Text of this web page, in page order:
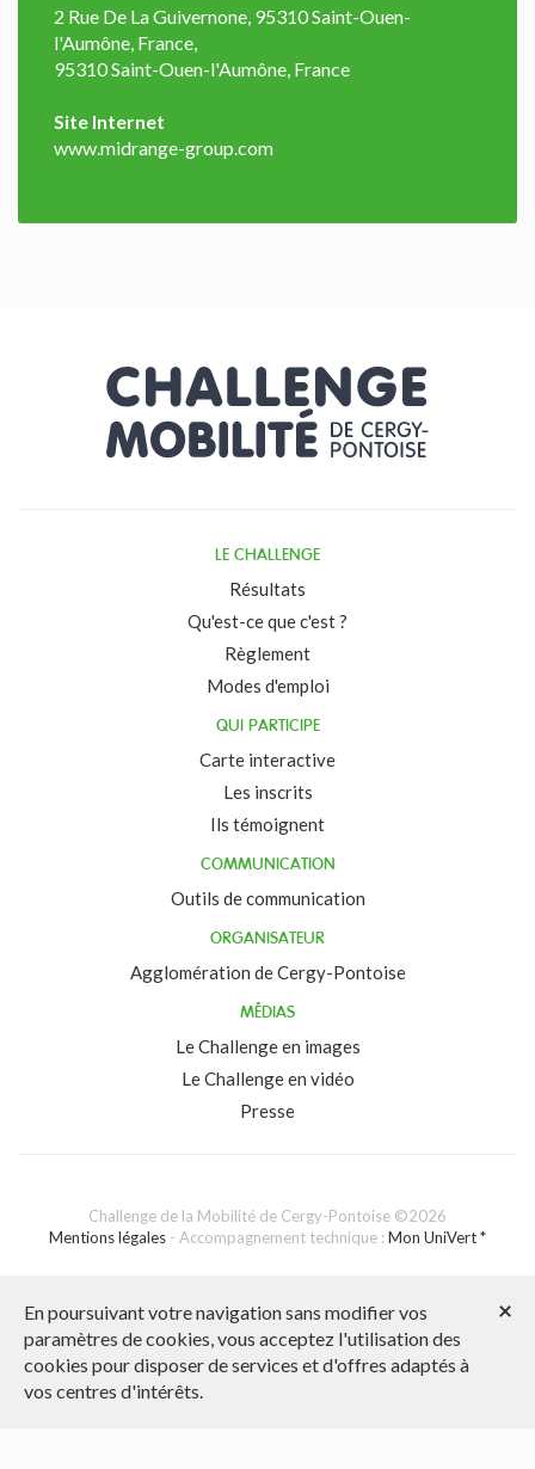
2 Rue De La Guivernone, 95310 Saint-Ouen-
l'Aumône, France,
95310 Saint-Ouen-l'Aumône, France
Site Internet
www.midrange-group.com
LE CHALLENGE
Résultats
Qu'est-ce que c'est ?
Règlement
Modes d'emploi
QUI PARTICIPE
Carte interactive
Les inscrits
Ils témoignent
COMMUNICATION
Outils de communication
ORGANISATEUR
Agglomération de Cergy-Pontoise
MÉDIAS
Le Challenge en images
Le Challenge en vidéo
Presse
Challenge de la Mobilité de Cergy-Pontoise ©2026
Mentions légales - Accompagnement technique : Mon UniVert *
Assistance technique : 04 78 37 79 79 ou 04 76 09 60 05×
En poursuivant votre navigation sans modifier vos
paramètres de cookies, vous acceptez l'utilisation des
cookies pour disposer de services et d'offres adaptés à
vos centres d'intérêts.